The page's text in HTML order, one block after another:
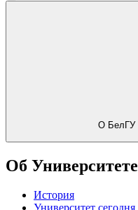
О БелГУ
Об Университете
История